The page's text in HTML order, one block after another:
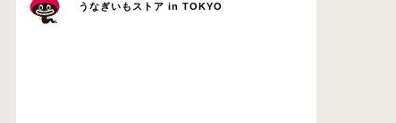
うなぎいもストア in TOKYO